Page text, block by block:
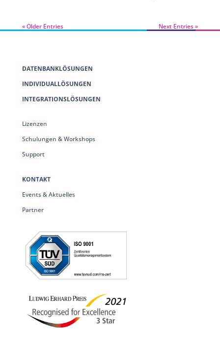
« Older Entries Next Entries »
DATENBANKLÖSUNGEN
INDIVIDUALLÖSUNGEN
INTEGRATIONSLÖSUNGEN
Lizenzen
Schulungen & Workshops
Support
KONTAKT
Events & Aktuelles
Partner